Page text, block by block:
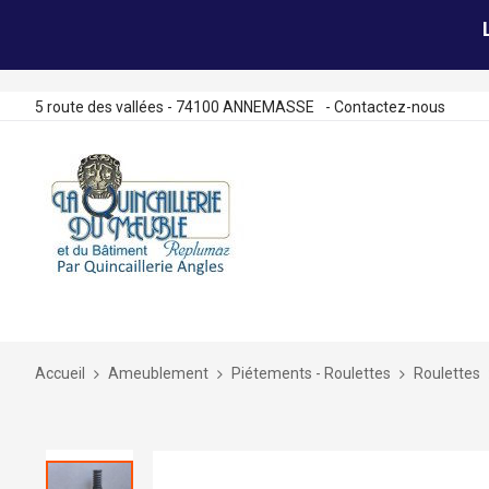
5 route des vallées - 74100 ANNEMASSE - Contactez-nous
Accueil Ameublement Piétements - Roulettes Roulettes
Skip